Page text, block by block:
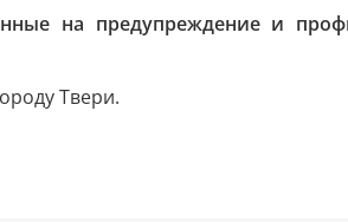
на предупреждение и
Твери.